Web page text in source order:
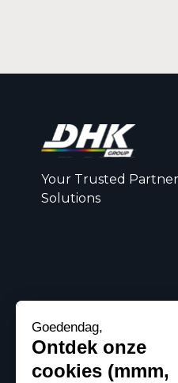
Your Trusted
Solutions